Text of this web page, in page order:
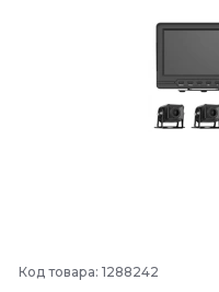
Код товара: 1288242